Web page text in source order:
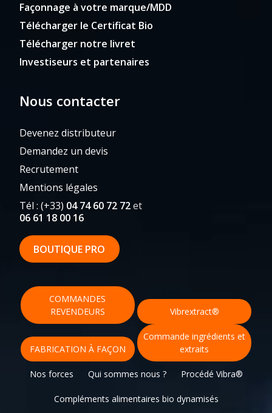
Façonnage à votre marque/MDD
Télécharger le Certificat Bio
Télécharger notre livret
Investiseurs et partenaires
Nous contacter
Devenez distributeur
Demandez un devis
Recrutement
Mentions légales
Tél : (+33) 04 74 60 72 72et
06 61 18 00 16
BOUTIQUE PRO
Menu
secondaireCOMMANDES
REVENDEURS
Vibrextract®
FABRICATION À FAÇON
Commande ingrédients et
extraits
Nos forces Qui sommes nous ? Procédé Vibra®
Compléments alimentaires bio dynamisés